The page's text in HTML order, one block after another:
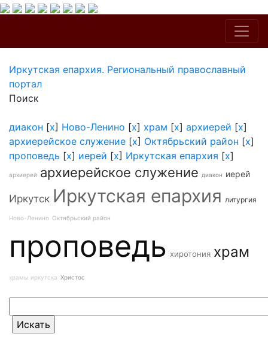
Иркутская епархия. Региональный православный
портал
Поиск
диакон [x] Ново-Ленино [x] храм [x] архиерей [x]
архиерейское служение [x] Октябрьский район [x]
проповедь [x] иерей [x] Иркутская епархия [x]
архиерей архиерейское служение диакон иерей
Иркутск Иркутская епархия литургия
Ново-Ленино Октябрьский район
проповедь хиротония храм
храмы иркутска Христос